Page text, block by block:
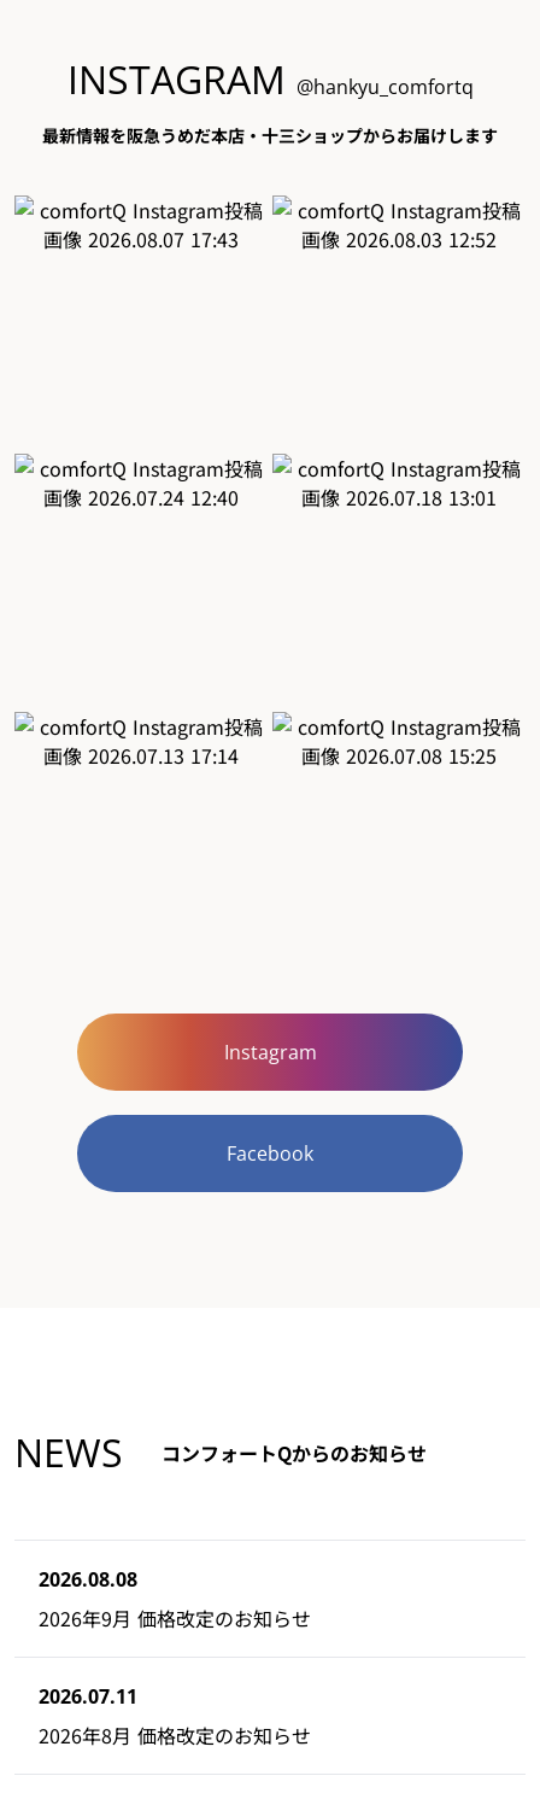
INSTAGRAM @hankyu_comfortq
最新情報を阪急うめだ本店・十三ショップからお届けします
Instagram
Facebook
NEWS コンフォートQからのお知らせ
2026.08.08
2026年9月 価格改定のお知らせ
2026.07.11
2026年8月 価格改定のお知らせ